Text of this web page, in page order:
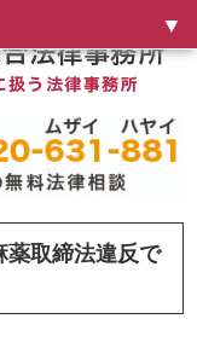
取締法違反で